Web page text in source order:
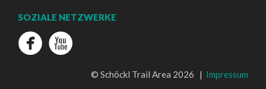
SOZIALE NETZWERKE
© Schöckl Trail Area 2026 | Impressum